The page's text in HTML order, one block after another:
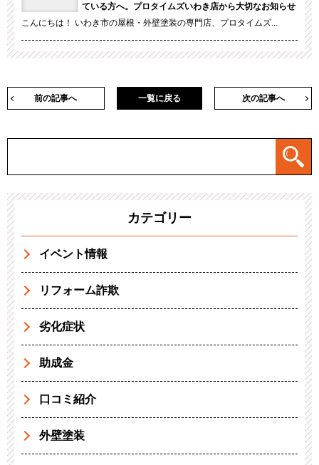
ている方へ。プロタイムズいわき店から大切なお知らせ
こんにちは！ いわき市の屋根・外壁塗装の専門店、プロタイムズ...
前の記事へ 次の記事へ
一覧に戻る
カテゴリー
イベント情報
リフォーム詐欺
劣化症状
助成金
口コミ紹介
外壁塗装